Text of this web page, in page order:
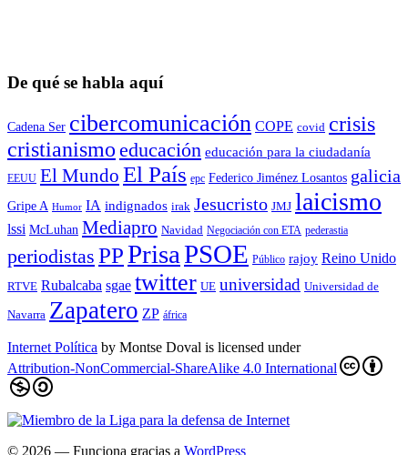
De qué se habla aquí
Cadena Ser cibercomunicación COPE covid crisis
cristianismo educación educación para la ciudadaní­a
EEUU El Mundo El País epc Federico Jiménez Losantos galicia
Gripe A Humor IA indignados irak Jesucristo JMJ laicismo
lssi McLuhan Mediapro Navidad Negociación con ETA pederastia
periodistas PPPrisaPSOE Público rajoy Reino Unido
RTVE Rubalcaba sgae twitter UE universidad Universidad de
Navarra Zapatero ZP áfrica
Internet Política by Montse Doval is licensed under
Attribution-NonCommercial-ShareAlike 4.0 International
© 2026 — Funciona gracias a WordPress